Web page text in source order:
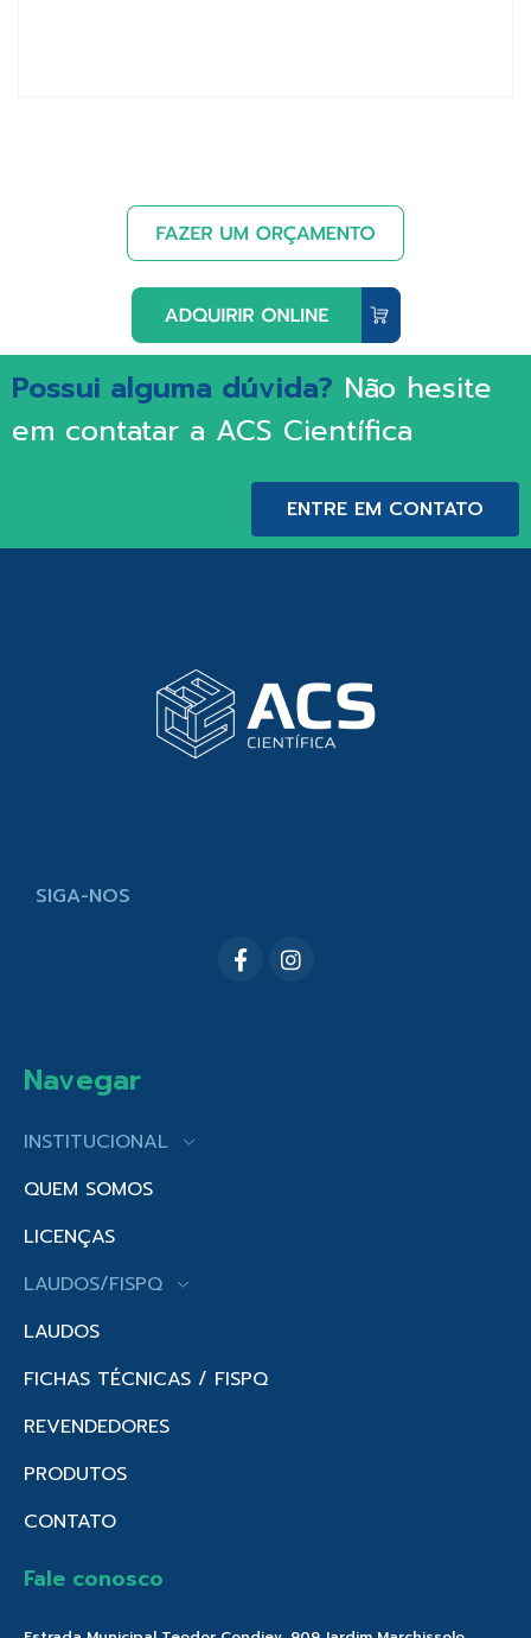
Possui alguma dúvida? Não hesite
em contatar a ACS Científica
ENTRE EM CONTATO
SIGA-NOS
Navegar
INSTITUCIONAL
QUEM SOMOS
LICENÇAS
LAUDOS/FISPQ
LAUDOS
FICHAS TÉCNICAS / FISPQ
REVENDEDORES
PRODUTOS
CONTATO
Fale conosco